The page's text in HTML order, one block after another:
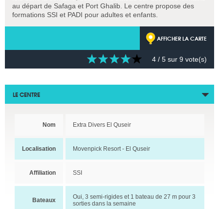
au départ de Safaga et Port Ghalib. Le centre propose des
formations SSI et PADI pour adultes et enfants.
AFFICHER LA CARTE
4 / 5 sur 9 vote(s)
LE CENTRE
Nom Extra Divers El Quseir
Localisation Movenpick Resort - El Quseir
Affiliation SSI
Bateaux
Oui, 3 semi-rigides et 1 bateau de 27 m pour 3
sorties dans la semaine